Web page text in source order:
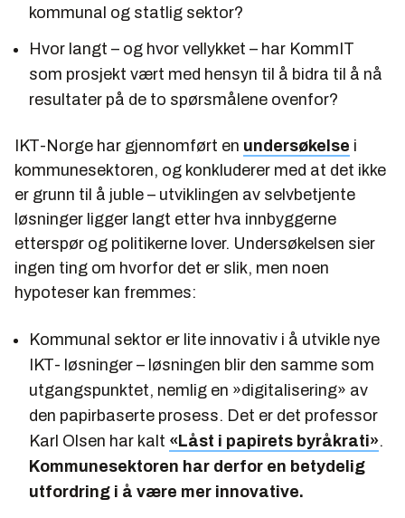
kommunal og statlig sektor?
Hvor langt – og hvor vellykket – har KommIT
som prosjekt vært med hensyn til å bidra til å nå
resultater på de to spørsmålene ovenfor?
IKT-Norge har gjennomført en undersøkelse i
kommunesektoren, og konkluderer med at det ikke
er grunn til å juble – utviklingen av selvbetjente
løsninger ligger langt etter hva innbyggerne
etterspør og politikerne lover. Undersøkelsen sier
ingen ting om hvorfor det er slik, men noen
hypoteser kan fremmes:
Kommunal sektor er lite innovativ i å utvikle nye
IKT- løsninger – løsningen blir den samme som
utgangspunktet, nemlig en »digitalisering» av
den papirbaserte prosess. Det er det professor
Karl Olsen har kalt «Låst i papirets byråkrati».
Kommunesektoren har derfor en betydelig
utfordring i å være mer innovative.